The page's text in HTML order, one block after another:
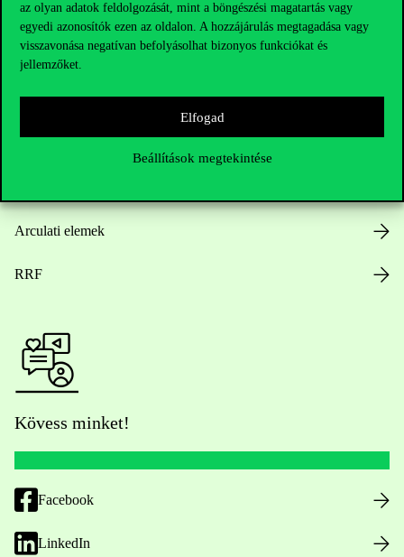
az olyan adatok feldolgozását, mint a böngészési magatartás vagy
egyedi azonosítók ezen az oldalon. A hozzájárulás megtagadása vagy
visszavonása negatívan befolyásolhat bizonyos funkciókat és
jellemzőket.
Elfogad
Beállítások megtekintése
Nyitvatartás
Házirend
Arculati elemek
RRF
Kövess minket!
Facebook
LinkedIn